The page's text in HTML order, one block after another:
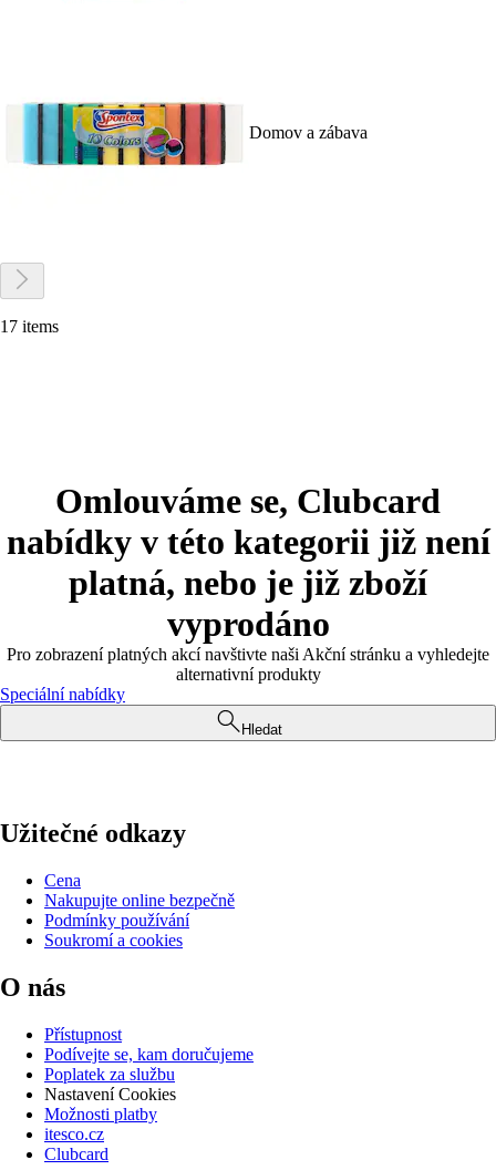
Domov a zábava
17 items
Omlouváme se, Clubcard
nabídky v této kategorii již není
platná, nebo je již zboží
vyprodáno
Pro zobrazení platných akcí navštivte naši Akční stránku a vyhledejte
alternativní produkty
Speciální nabídky
Hledat
Užitečné odkazy
Cena
Nakupujte online bezpečně
Podmínky používání
Soukromí a cookies
O nás
Přístupnost
Podívejte se, kam doručujeme
Poplatek za službu
Nastavení Cookies
Možnosti platby
itesco.cz
Clubcard